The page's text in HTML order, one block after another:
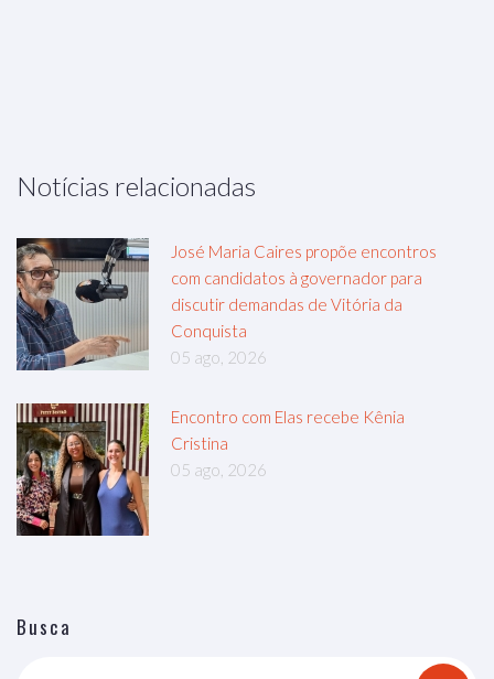
Notícias relacionadas
José Maria Caires propõe encontros
com candidatos à governador para
discutir demandas de Vitória da
Conquista
05 ago, 2026
Encontro com Elas recebe Kênia
Cristina
05 ago, 2026
Busca